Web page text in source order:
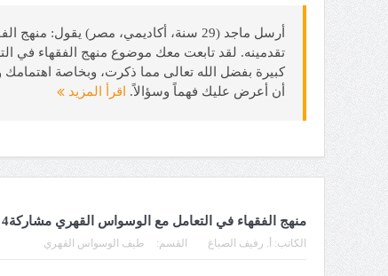
تقدمينه. لقد تابعت معك موضوع منهج الفقهاء في
كبيرة بفضل الله تعالى مما ذكرت، وبخاصة
أن أعرض عليك فهماً وسؤالاً.
اقرأ المزيد
منهج الفقهاء في التعامل مع الوسواس القهري مشاركة4
الكاتب: أ. رفيف الصباغ القسم: طيف الوسواس القهري